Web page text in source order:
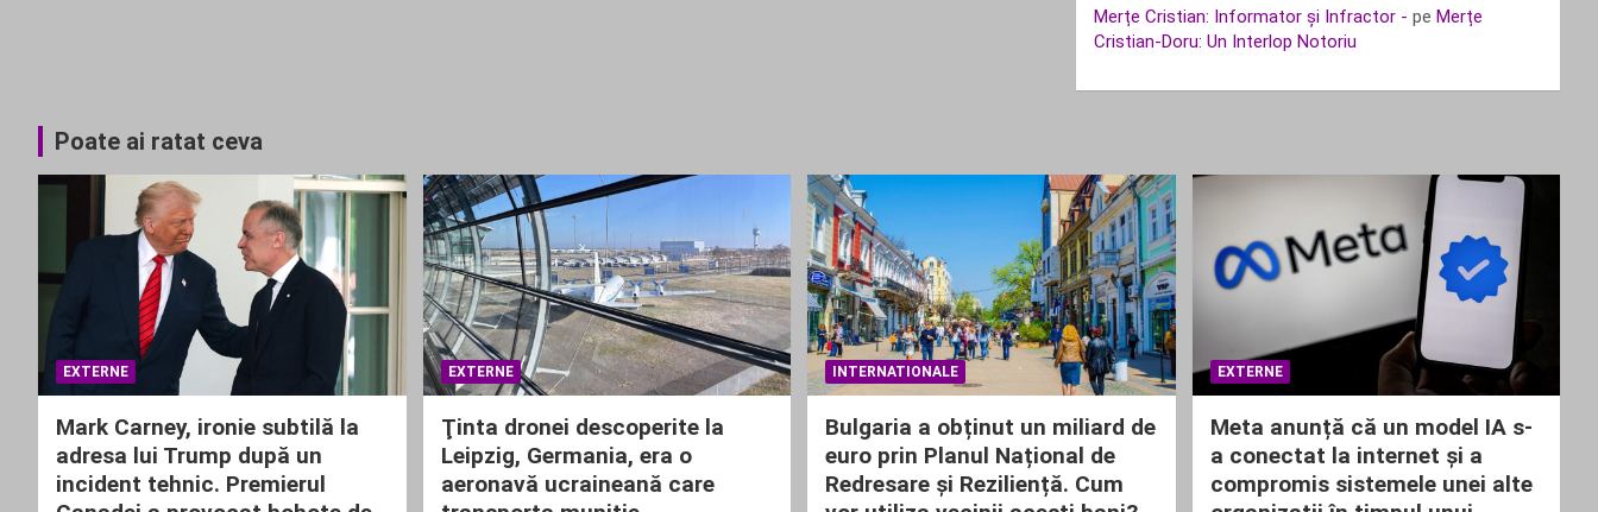
Merțe Cristian: Informator și Infractor - peMerțe
Cristian-Doru: Un Interlop Notoriu
Poate ai ratat ceva
EXTERNE
Mark Carney, ironie subtilă la
adresa lui Trump după un
incident tehnic. Premierul
EXTERNE
Ţinta dronei descoperite la
Leipzig, Germania, era o
aeronavă ucraineană care
INTERNATIONALE
Bulgaria a obținut un miliard de
euro prin Planul Național de
Redresare și Reziliență. Cum
EXTERNE
Meta anunță că un model IA s-
a conectat la internet și a
compromis sistemele unei alte